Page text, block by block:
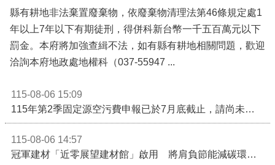
縣有耕地非法棄置廢棄物，依廢棄物清理法第46條規定處1
年以上7年以下有期徒刑，得併科新台幣一千五百萬元以下
罰金。本府將加強查緝不法，如有縣有耕地相關問題，歡迎
洽詢本府地政處地權科（037-55947 ...
115-08-06 15:09
115年第2季固定源空污費申報已於7月底截止，請尚未申報公私場所儘速完成申繳，以免面臨滯納金及罰鍰!
115-08-06 14:57
冠軍建材「近零展望建材館」啟用 將肩負節能減碳環境教育重任